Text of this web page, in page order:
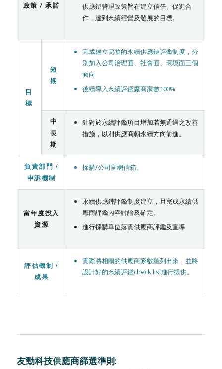
政策 / 承諾
供應鏈管理政策旨在建立信任、促進合
作，達到永續經營及發展的目標。
目
標
短
期
完成建立完整的永續供應鏈評鑑制度，分
別加入公司治理面、社會面、環境面三個
面向
後續導入永續評鑑廠商家數100%
中
長
期
針對於永續評鑑項目增加若無通過之改善
措施，以利供應商朝永續方向前進。
負責部門 /
申訴機制
採購/公司官網信箱。
當年度投入
資源
永續供應鏈評鑑制度建立，且完成永續供
應商評鑑內容討論及確定。
進行採購單位落實供應商評鑑及宣導
評估機制 /
成果
實際將相關的供應商家數羅列出來，並將
設計好的永續評鑑check list進行提供。
友勁科技供應商篩選準則: